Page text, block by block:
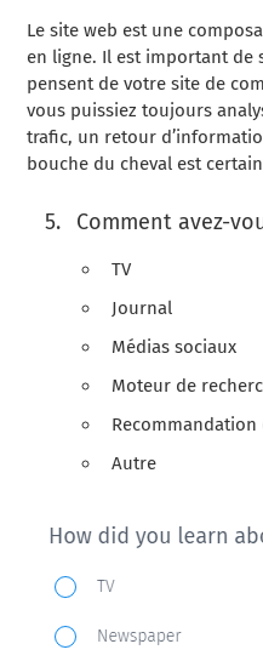
Le site web est une
en ligne. Il est important de
pensent de votre site de
vous puissiez toujours
trafic, un retour
bouche du cheval est
Comment avez-
TV
Journal
Médias sociaux
Moteur de
Recommandation
Autre